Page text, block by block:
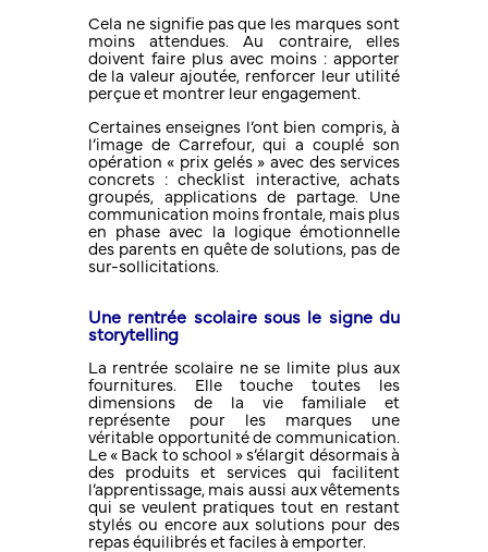
Cela ne signifie pas que les marques sont
moins attendues. Au contraire, elles
doivent faire plus avec moins : apporter
de la valeur ajoutée, renforcer leur utilité
perçue et montrer leur engagement.
Certaines enseignes l’ont bien compris, à
l’image de Carrefour, qui a couplé son
opération « prix gelés » avec des services
concrets : checklist interactive, achats
groupés, applications de partage. Une
communication moins frontale, mais plus
en phase avec la logique émotionnelle
des parents en quête de solutions, pas de
sur-sollicitations.
Une rentrée scolaire sous le signe du
storytelling
La rentrée scolaire ne se limite plus aux
fournitures. Elle touche toutes les
dimensions de la vie familiale et
représente pour les marques une
véritable opportunité de communication.
Le « Back to school » s’élargit désormais à
des produits et services qui facilitent
l’apprentissage, mais aussi aux vêtements
qui se veulent pratiques tout en restant
stylés ou encore aux solutions pour des
repas équilibrés et faciles à emporter.